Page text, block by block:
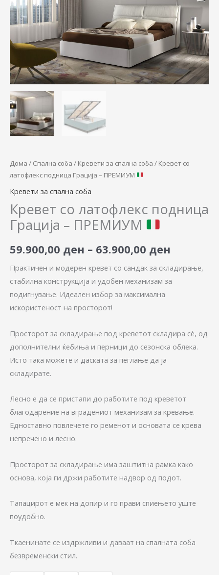
Дома / Спална соба / Кревети за спална соба / Кревет со
латофлекс подница Грација – ПРЕМИУМ
Кревети за спална соба
Кревет со латофлекс подница
Грација – ПРЕМИУМ
59.900,00 ден – 63.900,00 ден
Практичен и модерен кревет со сандак за складирање,
стабилна конструкција и удобен механизам за
подигнување. Идеален избор за максимална
искористеност на просторот!
Просторот за складирање под креветот складира сè, од
дополнителни ќебиња и перници до сезонска облека.
Исто така можете и даската за пеглање да ја
складирате.
Лесно е да се пристапи до работите под креветот
благодарение на вградениот механизам за кревање.
Едноставно повлечете го ременот и основата се крева
непречено и лесно.
Просторот за складирање има заштитна рамка како
основа, која ги држи работите надвор од подот.
Тапацирот е мек на допир и го прави спиењето уште
поудобно.
Ткаенинате се издржливи и даваат на спалната соба
безвременски стил.
-
ПРЕМИУМ
количина